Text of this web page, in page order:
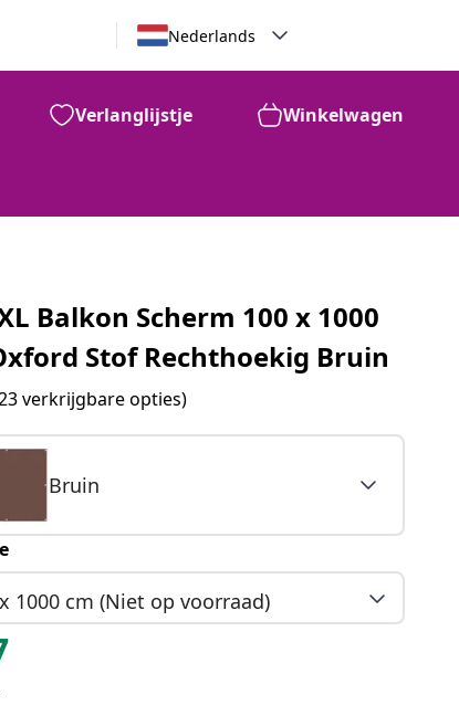
Nederlands
Verlanglijstje Winkelwagen
47
Balkon Scherm 100 x 1000
Stof Rechthoekig Bruin
verkrijgbare opties)
Bruin
1000 cm (Niet op voorraad)